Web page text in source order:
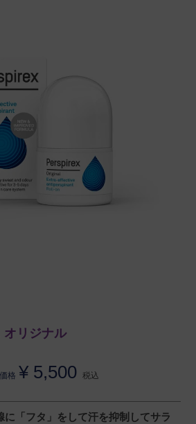
オリジナル
格 ¥ 5,500 税込
に「フタ」をして汗を抑制してサラ